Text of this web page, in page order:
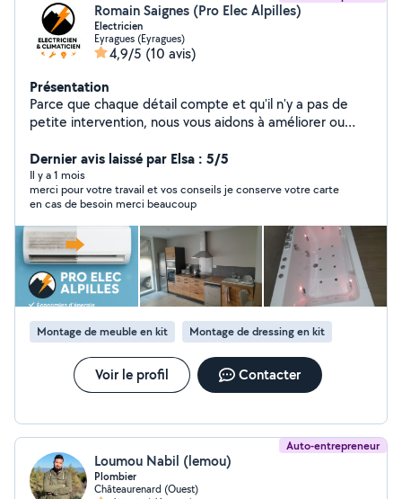
Romain Saignes (Pro Elec Alpilles)
Electricien
Eyragues (Eyragues)
4,9/5 (10 avis)
Présentation
Parce que chaque détail compte et qu'il n'y a pas de
petite intervention, nous vous aidons à améliorer ou
Dernier avis laissé par Elsa : 5/5
Il y a 1 mois
merci pour votre travail et vos conseils je conserve votre carte
en cas de besoin merci beaucoup
Montage de meuble en kit Montage de dressing en kit
Voir le profil Contacter
Auto-entrepreneur
Loumou Nabil (lemou)
Plombier
Châteaurenard (Ouest)